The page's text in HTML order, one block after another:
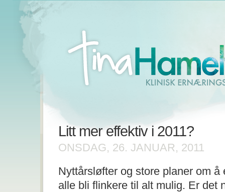
Litt mer effektiv i 2011?
ONSDAG, 26. JANUAR, 2011
Nyttårsløfter og store planer om
alle bli flinkere til alt mulig. Er det